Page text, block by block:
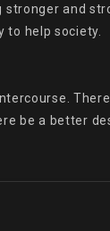
and
to help society.
be a better